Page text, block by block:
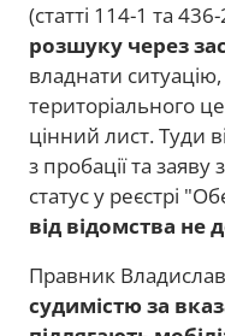
(статті 114-1 та 436-
розшуку через
владнати
територіального
цінний лист. Туди
з пробації та
статус у реєстрі
від відомства не
Правник
судимістю за